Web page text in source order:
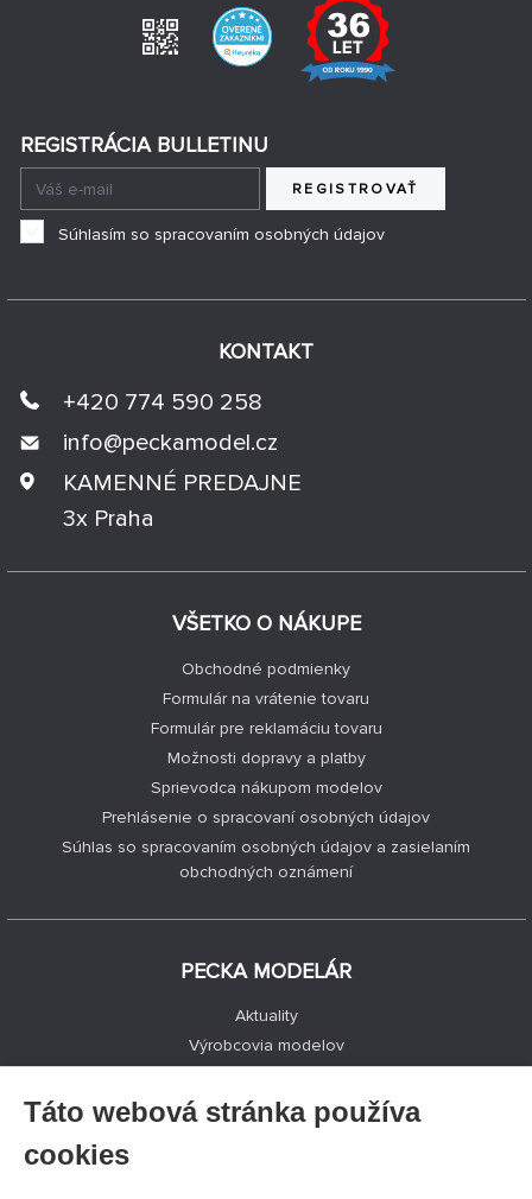
VŠETKO O NÁKUPE
Obchodné podmienky
Formulár na vrátenie tovaru
Formulár pre reklamáciu tovaru
Možnosti dopravy a platby
Sprievodca nákupom modelov
Prehlásenie o spracovaní osobných údajov
Súhlas so spracovaním osobných údajov a zasielaním
obchodných oznámení
PECKA MODELÁR
Aktuality
Výrobcovia modelov
Kontakty
KONTAKT
+420 774 590 258
info@peckamodel.cz
KAMENNÉ PREDAJNE
3x Praha
REGISTRÁCIA BULLETINU
REGISTROVAŤ
Súhlasím so spracovaním osobných údajov
Táto webová stránka používa
cookies